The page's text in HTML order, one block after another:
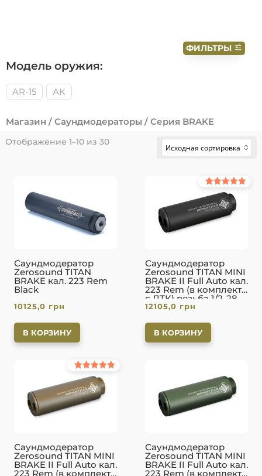
ФИЛЬТРЫ
Модель оружия:
AR-15 АК
Магазин / Саундмодераторы / Серия BRAKE
Отображение 1–10 из 30
Исходная сортировка
Саундмодератор
Zerosound TITAN
BRAKE кал. 223 Rem
Вlack
10125,0 грн
В КОРЗИНУ
Саундмодератор
Zerosound TITAN MINI
BRAKE II Full Auto кал.
223 Rem (в комплекте
с ДТК) резьба 1/2-28.
Black
5.00
из 5
12105,0 грн
В КОРЗИНУ
Саундмодератор
Zerosound TITAN MINI
BRAKE II Full Auto кал.
223 Rem (в комплекте
5.00
из 5
Саундмодератор
Zerosound TITAN MINI
BRAKE II Full Auto кал.
223 Rem (в комплекте